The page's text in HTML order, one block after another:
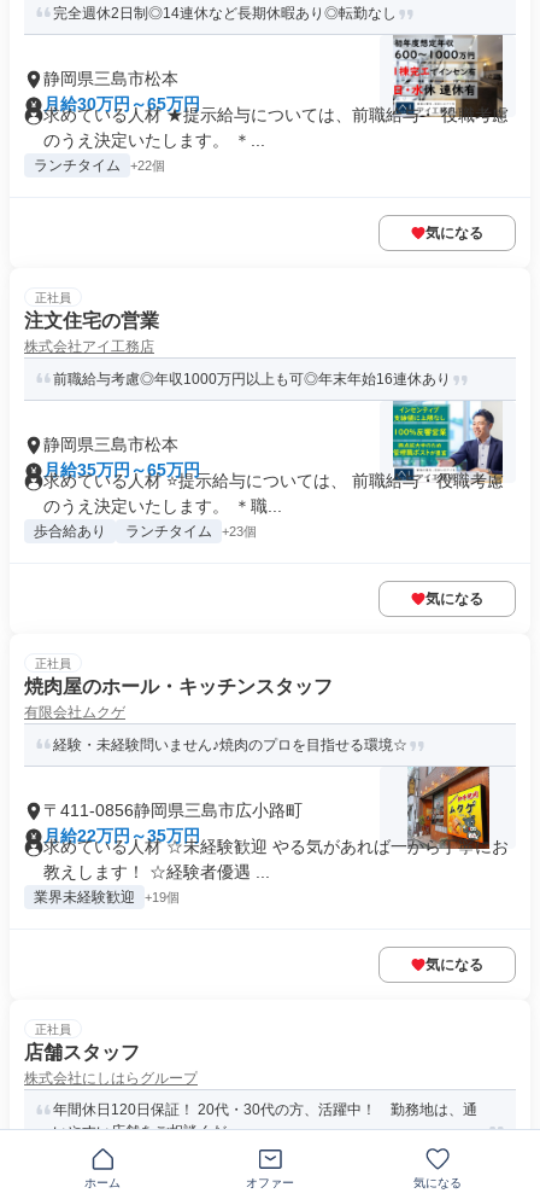
完全週休2日制◎14連休など長期休暇あり◎転勤なし
静岡県三島市松本
月給30万円～65万円
求めている人材 ★提示給与については、前職給与・ 役職考慮
のうえ決定いたします。 ＊...
ランチタイム +22個
気になる
正社員
注文住宅の営業
株式会社アイ工務店
前職給与考慮◎年収1000万円以上も可◎年末年始16連休あり
静岡県三島市松本
月給35万円～65万円
求めている人材 ⭐提示給与については、 前職給与・役職考慮
のうえ決定いたします。 ＊職...
歩合給あり ランチタイム +23個
気になる
正社員
焼肉屋のホール・キッチンスタッフ
有限会社ムクゲ
経験・未経験問いません♪焼肉のプロを目指せる環境☆
〒411-0856静岡県三島市広小路町
月給22万円～35万円
求めている人材 ☆未経験歓迎 やる気があれば一から丁寧にお
教えします！ ☆経験者優遇 ...
業界未経験歓迎 +19個
気になる
正社員
店舗スタッフ
株式会社にしはらグループ
年間休日120日保証！ 20代・30代の方、活躍中！ 勤務地は、通
いやすい店舗をご相談くだ...
ホーム オファー 気になる